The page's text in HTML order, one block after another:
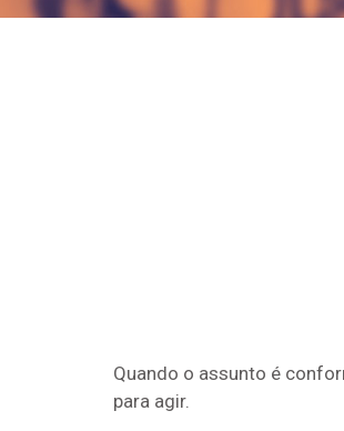
Quando o assunto é
para agir.